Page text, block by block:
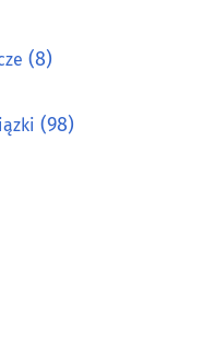
(8)
(98)